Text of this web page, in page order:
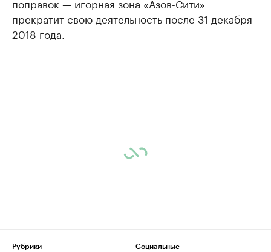
прекратит свою деятельность после 31 декабря
2018 года.
Рубрики
Социальные